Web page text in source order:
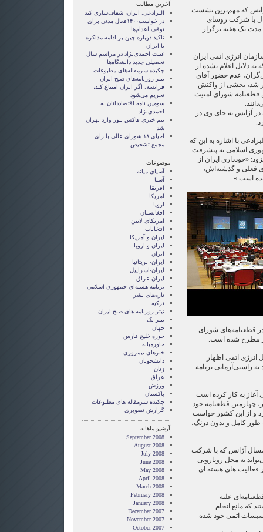
که مهم‌ترین نشست
با شرکت روسای
یک هفته برگزار
انرژی اتمی ایران
دلایل اعلام نشده از
عدم حضور آقای
شد، بخشی از واکنش
قطعنامه شورای امنیت
در آژانس به جای وی در
با اشاره به این که
اسلامی به پیشرفت
«خودداری ایران از
فعلی و گذشته‌اش،
است.»
قطعنامه‌های شورای
مطرح شده است.
انرژی اتمی اظهار
راستی‌آزمایی برنامه
به کار کرده است
چهارمین قطعنامه خود
و از این کشور خواست
طور کامل و بدون درنگ،
آژانس که با شرکت
به محل رویارویی
فعالیت های هسته ای
علیه
که مانع انجام
اتمی خود شده
آخرین مطالب
البرادعی: ایران، شفاف‌سازی کند
در خواست۱۴۰۰فعال مدنی برای
توقف اعدام‌ها
تاکید دوباره چین بر ادامه مذاکره
با ایران
غیبت احمدی‌نژاد در مراسم سال
تحصیلی جدید دانشگاه‌ها
چکیده سرمقاله‌های مطبوعات
تیتر روزنامه‌های صبح ایران
فرانسه: اگر ایران امتناع کند،
تحریم می‌شود
سومین نامه اقتصاددانان به
احمدی‌نژاد
تیم خبری فاکس نیوز وارد تهران
شد
احیای ۱۸ شورای عالی با رای
مجمع تشخیص
موضوعات
آسيای ميانه
آسیا
آفریقا
آمریکا
اروپا
افغانستان
امریکای لاتین
انتخابات
ايران و آمريکا
ايران و اروپا
ایران
ایران- بریتانیا
ایران-اسراییل
ایران-عراق
برنامه هسته‌ای جمهوری اسلامی
تازه‌های نشر
ترکیه
تیتر روزنامه های صبح ایران
تیتر یک
جهان
حوزه خلیج فارس
خاورمیانه
خبرهای نیمروزی
دانشجویان
زنان
عراق
ورزش
پاکستان
چکیده سرمقاله های مطبوعات
گزارش تصويری
آرشیو ماهانه
September 2008
August 2008
July 2008
June 2008
May 2008
April 2008
March 2008
February 2008
January 2008
December 2007
November 2007
October 2007